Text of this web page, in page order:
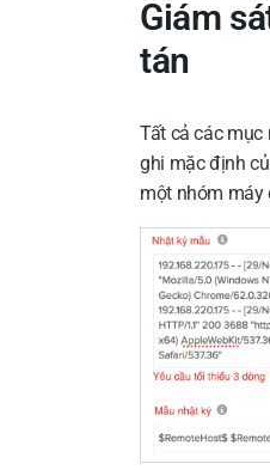
Giám
tán
Tất cả các mục
ghi mặc định
một nhóm máy